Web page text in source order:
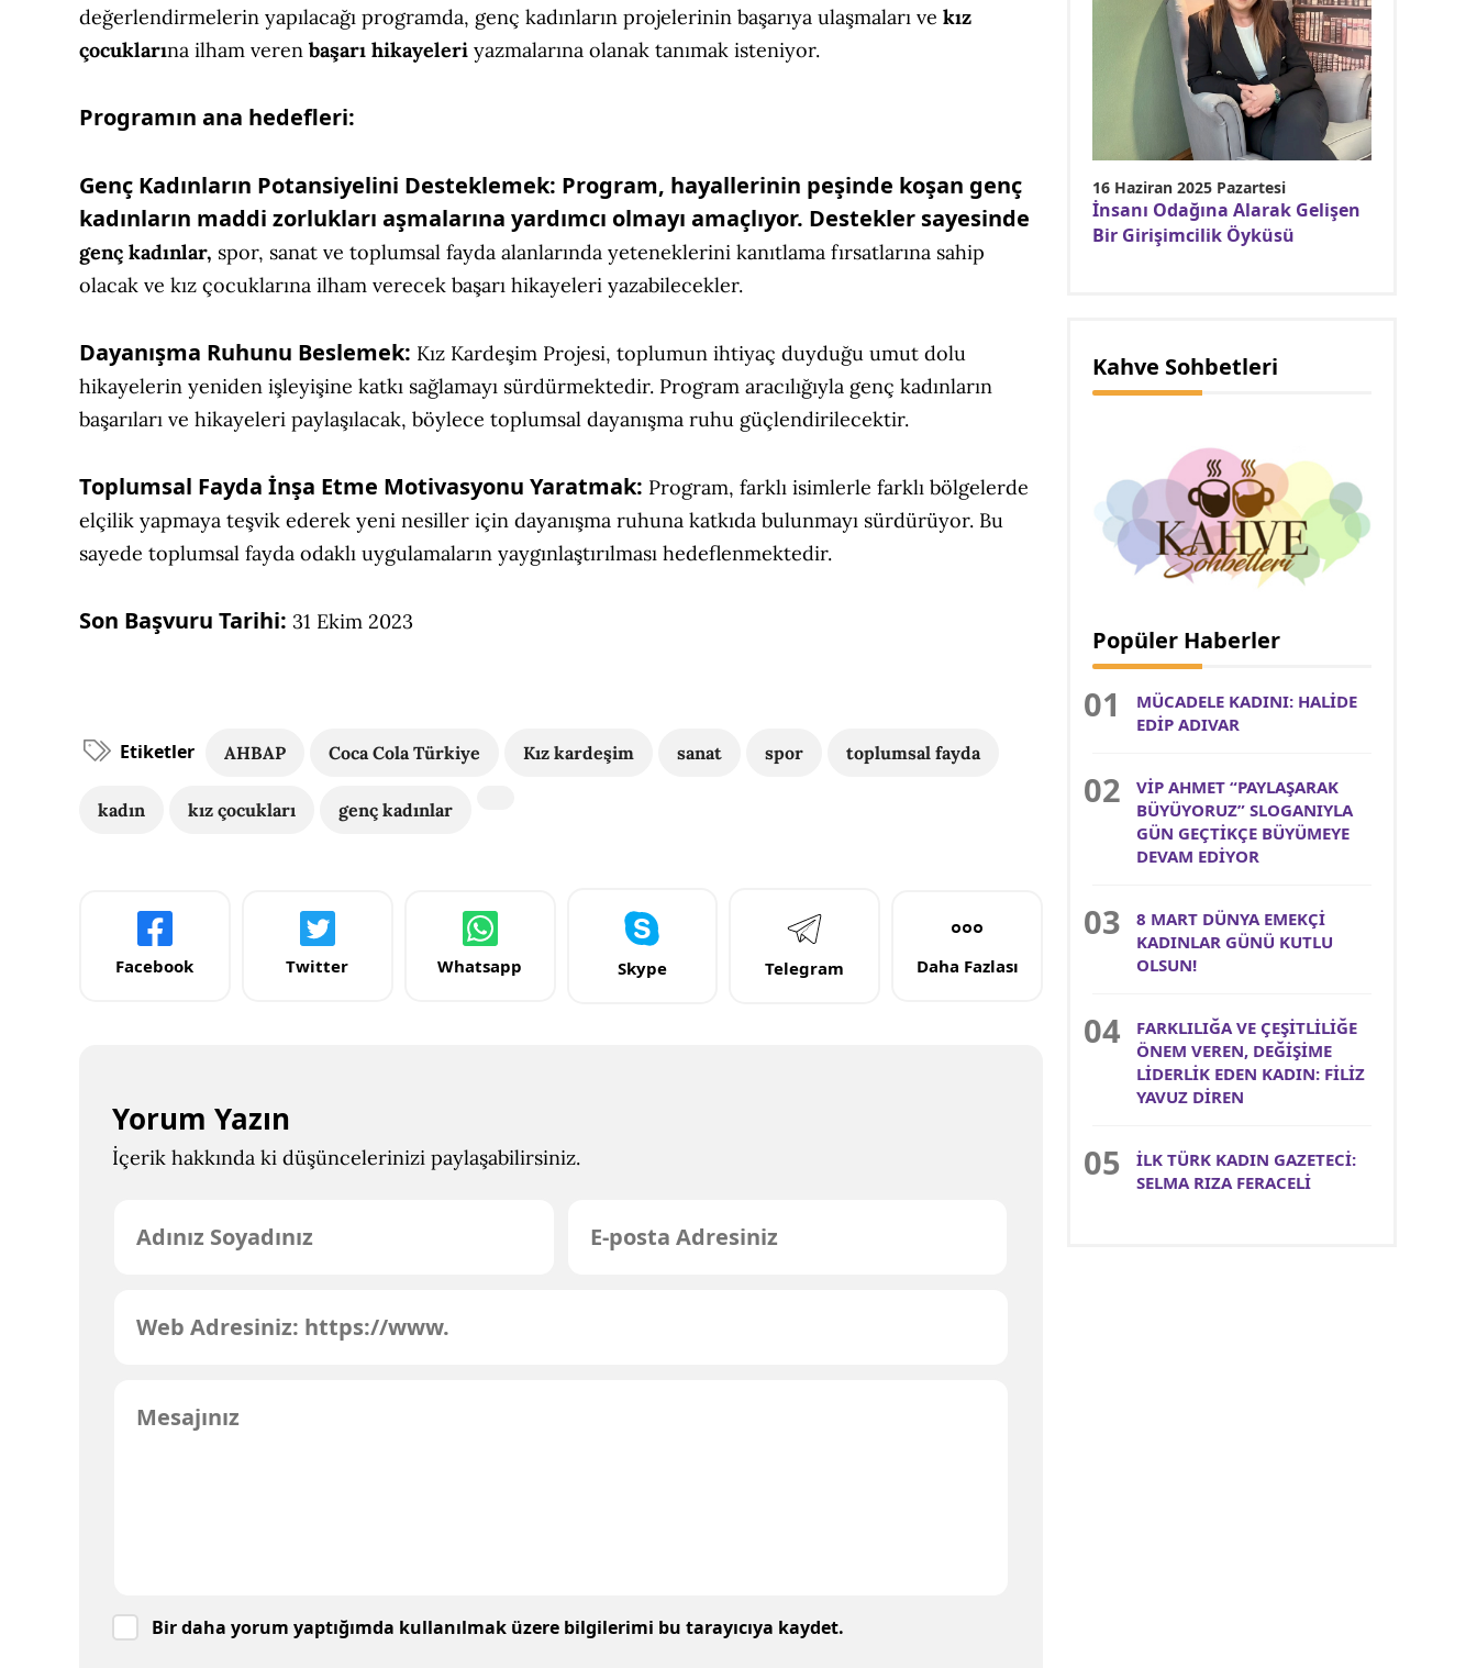
değerlendirmelerin yapılacağı programda, genç kadınların projelerinin başarıya ulaşmaları ve kız
çocuklarına ilham veren başarı hikayeleri yazmalarına olanak tanımak isteniyor.
Programın ana hedefleri:
Genç Kadınların Potansiyelini Desteklemek: Program, hayallerinin peşinde koşan genç
kadınların maddi zorlukları aşmalarına yardımcı olmayı amaçlıyor. Destekler sayesinde
genç kadınlar, spor, sanat ve toplumsal fayda alanlarında yeteneklerini kanıtlama fırsatlarına sahip
olacak ve kız çocuklarına ilham verecek başarı hikayeleri yazabilecekler.
Dayanışma Ruhunu Beslemek: Kız Kardeşim Projesi, toplumun ihtiyaç duyduğu umut dolu
hikayelerin yeniden işleyişine katkı sağlamayı sürdürmektedir. Program aracılığıyla genç kadınların
başarıları ve hikayeleri paylaşılacak, böylece toplumsal dayanışma ruhu güçlendirilecektir.
Toplumsal Fayda İnşa Etme Motivasyonu Yaratmak: Program, farklı isimlerle farklı bölgelerde
elçilik yapmaya teşvik ederek yeni nesiller için dayanışma ruhuna katkıda bulunmayı sürdürüyor. Bu
sayede toplumsal fayda odaklı uygulamaların yaygınlaştırılması hedeflenmektedir.
Son Başvuru Tarihi: 31 Ekim 2023
Etiketler AHBAP Coca Cola Türkiye Kız kardeşim sanat spor toplumsal fayda
kadın kız çocukları genç kadınlar
Facebook Twitter Whatsapp Skype Telegram Daha Fazlası
Yorum Yazın
İçerik hakkında ki düşüncelerinizi paylaşabilirsiniz.
Bir daha yorum yaptığımda kullanılmak üzere bilgilerimi bu tarayıcıya kaydet.
16 Haziran 2025 Pazartesi
İnsanı Odağına Alarak Gelişen
Bir Girişimcilik Öyküsü
Kahve Sohbetleri
Popüler Haberler
MÜCADELE KADINI: HALİDE
EDİP ADIVAR
VİP AHMET “PAYLAŞARAK
BÜYÜYORUZ” SLOGANIYLA
GÜN GEÇTİKÇE BÜYÜMEYE
DEVAM EDİYOR
8 MART DÜNYA EMEKÇİ
KADINLAR GÜNÜ KUTLU
OLSUN!
FARKLILIĞA VE ÇEŞİTLİLİĞE
ÖNEM VEREN, DEĞİŞİME
LİDERLİK EDEN KADIN: FİLİZ
YAVUZ DİREN
İLK TÜRK KADIN GAZETECİ:
SELMA RIZA FERACELİ